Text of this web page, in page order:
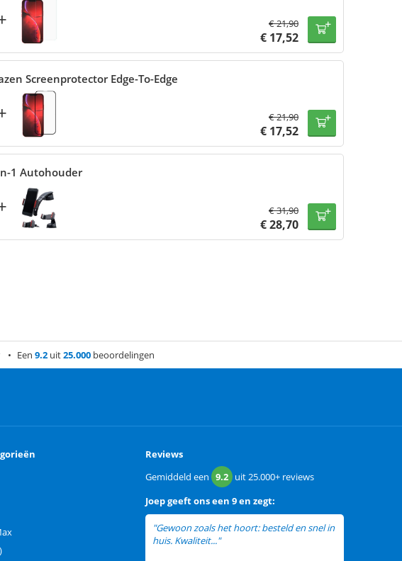
€21,90
€ 17,52
Screenprotector Edge-To-Edge
€21,90
€ 17,52
1 Autohouder
€31,90
€28,70
Een 9.2uit25.000beoordelingen
Reviews
Gemiddeld een 9.2 uit25.000+ reviews
Joepgeeft ons een 9 en zegt:
"Gewoon zoals het hoort: besteld en snel in
huis. Kwaliteit..."